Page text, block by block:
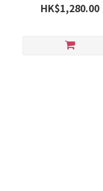
HK$1,280.00